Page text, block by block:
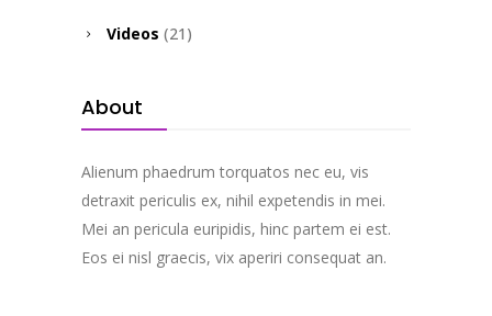
Videos (21)
About
Alienum phaedrum torquatos nec eu, vis
detraxit periculis ex, nihil expetendis in mei.
Mei an pericula euripidis, hinc partem ei est.
Eos ei nisl graecis, vix aperiri consequat an.